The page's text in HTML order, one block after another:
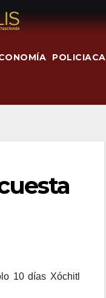
POLICIACA
10 días Xóchitl